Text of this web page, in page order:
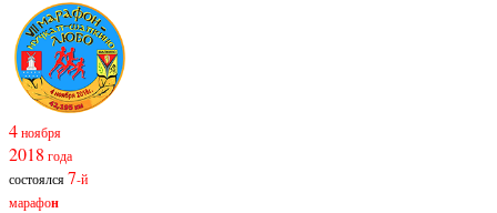
4ноября
2018 года
состоялся7-й
марафон